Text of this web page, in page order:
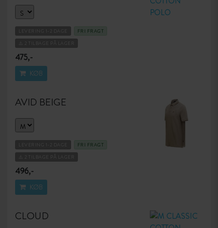
LEVERING 1-2 DAGE
FRI FRAGT
⚠️ 2 TILBAGE PÅ LAGER
475,-
KØB
AVID BEIGE
LEVERING 1-2 DAGE
FRI FRAGT
⚠️ 2 TILBAGE PÅ LAGER
496,-
KØB
CLOUD